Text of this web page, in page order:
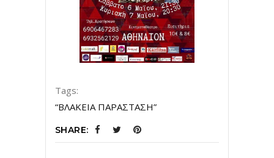
Tags:
“ΒΛΑΚΕΙΑ ΠΑΡΑΣΤΑΣΗ”
SHARE: